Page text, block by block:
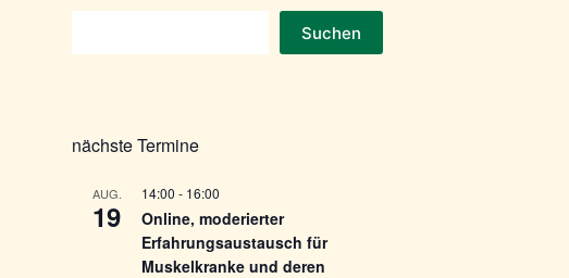
Suchen
nächste Termine
AUG.
19
14:00 - 16:00
Online, moderierter
Erfahrungsaustausch für
Muskelkranke und deren